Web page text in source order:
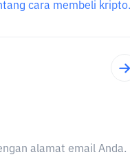
cara membeli kripto.
alamat email Anda.